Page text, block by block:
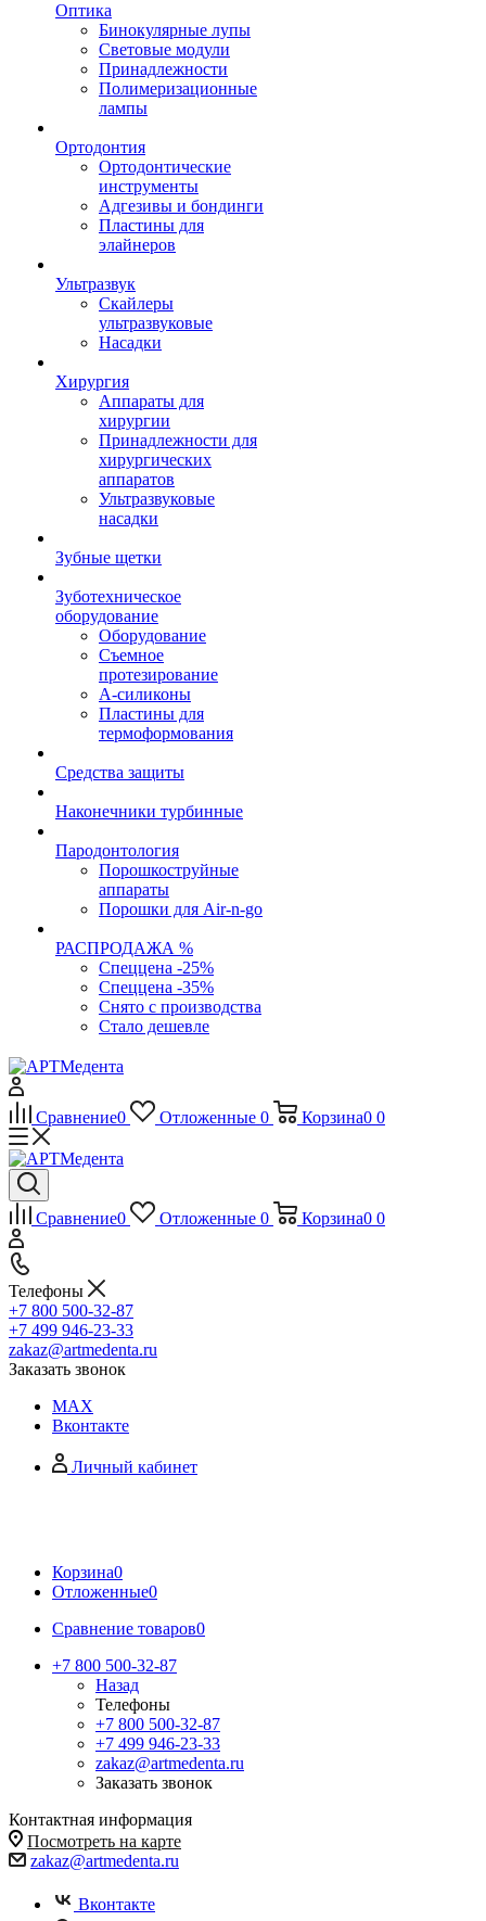
Оптика
Бинокулярные лупы
Световые модули
Принадлежности
Полимеризационные
лампы
Ортодонтия
Ортодонтические
инструменты
Адгезивы и бондинги
Пластины для
элайнеров
Ультразвук
Скайлеры
ультразвуковые
Насадки
Хирургия
Аппараты для
хирургии
Принадлежности для
хирургических
аппаратов
Ультразвуковые
насадки
Зубные щетки
Зуботехническое
оборудование
Оборудование
Съемное
протезирование
А-силиконы
Пластины для
термоформования
Средства защиты
Наконечники турбинные
Пародонтология
Порошкоструйные
аппараты
Порошки для Air-n-go
РАСПРОДАЖА %
Спеццена -25%
Спеццена -35%
Снято с производства
Стало дешевле
Сравнение0 Отложенные 0 Корзина0 0
Сравнение0 Отложенные 0 Корзина0 0
Телефоны
+7 800 500-32-87
+7 499 946-23-33
zakaz@artmedenta.ru
Заказать звонок
MAX
Вконтакте
Личный кабинет
Корзина0
Отложенные0
Сравнение товаров0
+7 800 500-32-87
Назад
Телефоны
+7 800 500-32-87
+7 499 946-23-33
zakaz@artmedenta.ru
Заказать звонок
Контактная информация
Посмотреть на карте
zakaz@artmedenta.ru
Вконтакте